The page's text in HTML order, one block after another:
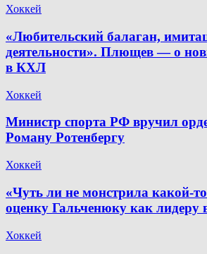
Хоккей
«Любительский балаган,
деятельности». Плющев — о
в КХЛ
Хоккей
Министр спорта РФ вручил
Роману Ротенбергу
Хоккей
«Чуть ли не монстрила какой-
оценку Гальченюку как лидеру
Хоккей